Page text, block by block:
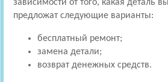
зависимости от того, какая деталь
предложат следующие варианты:
бесплатный ремонт;
замена детали;
возврат денежных средств.